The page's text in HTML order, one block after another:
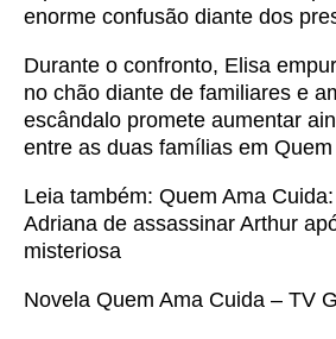
enorme confusão diante dos
Durante o confronto, Elisa
no chão diante de familiares e
escândalo promete aumentar
entre as duas famílias em
Leia também: Quem Ama
Adriana de assassinar Arthur
misteriosa
Novela Quem Ama Cuida – TV